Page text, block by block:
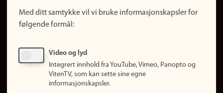
Finn studier
Ledige stillinger
Med ditt samtykke vil vi bruke informasjonskapsler for
følgende formål:
Video og lyd
Integrert innhold fra YouTube, Vimeo, Panopto og
VitenTV, som kan sette sine egne
informasjonskapsler.